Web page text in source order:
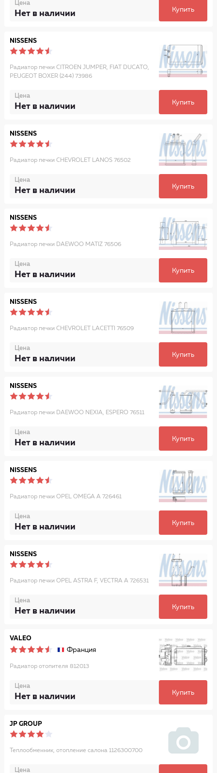
Цена
Нет в наличии Купить
NISSENS
Радиатор печки CITROEN JUMPER, FIAT DUCATO,
PEUGEOT BOXER (244) 73986
Цена
Нет в наличии Купить
NISSENS
Радиатор печки CHEVROLET LANOS 76502
Цена
Нет в наличии Купить
NISSENS
Радиатор печки DAEWOO MATIZ 76506
Цена
Нет в наличии Купить
NISSENS
Радиатор печки CHEVROLET LACETTI 76509
Цена
Нет в наличии Купить
NISSENS
Радиатор печки DAEWOO NEXIA, ESPERO 76511
Цена
Нет в наличии Купить
NISSENS
Радиатор печки OPEL OMEGA A 726461
Цена
Нет в наличии Купить
NISSENS
Радиатор печки OPEL ASTRA F, VECTRA A 726531
Цена
Нет в наличии Купить
VALEO
Франция
Радиатор отопителя 812013
Цена
Нет в наличии Купить
JP GROUP
Теплообменник, отопление салона 1126300700
Цена